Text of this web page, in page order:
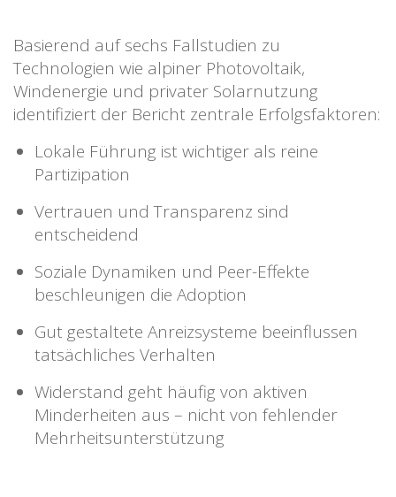
Basierend auf sechs Fallstudien zu
Technologien wie alpiner Photovoltaik,
Windenergie und privater Solarnutzung
identifiziert der Bericht zentrale Erfolgsfaktoren:
Lokale Führung ist wichtiger als reine
Partizipation
Vertrauen und Transparenz sind
entscheidend
Soziale Dynamiken und Peer-Effekte
beschleunigen die Adoption
Gut gestaltete Anreizsysteme beeinflussen
tatsächliches Verhalten
Widerstand geht häufig von aktiven
Minderheiten aus – nicht von fehlender
Mehrheitsunterstützung